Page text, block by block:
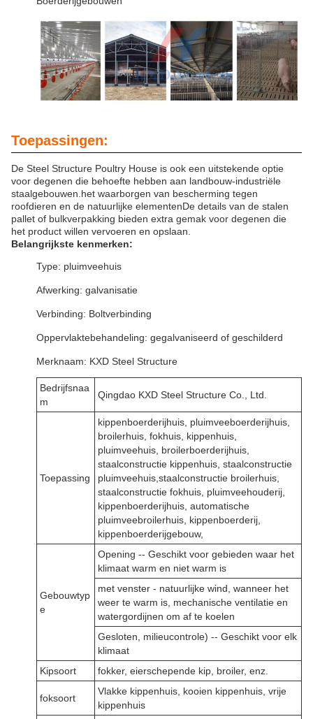
Toepassingen:
De Steel Structure Poultry House is ook een uitstekende optie
voor degenen die behoefte hebben aan landbouw-industriële
staalgebouwen.het waarborgen van bescherming tegen
roofdieren en de natuurlijke elementenDe details van de stalen
pallet of bulkverpakking bieden extra gemak voor degenen die
het product willen vervoeren en opslaan.
Belangrijkste kenmerken:
Type: pluimveehuis
Afwerking: galvanisatie
Verbinding: Boltverbinding
Oppervlaktebehandeling: gegalvaniseerd of geschilderd
Merknaam: KXD Steel Structure
Bedrijfsnaa
m
Qingdao KXD Steel Structure Co., Ltd.
Toepassing
kippenboerderijhuis, pluimveeboerderijhuis,
broilerhuis, fokhuis, kippenhuis,
pluimveehuis, broilerboerderijhuis,
staalconstructie kippenhuis, staalconstructie
pluimveehuis,staalconstructie broilerhuis,
staalconstructie fokhuis, pluimveehouderij,
kippenboerderijhuis, automatische
pluimveebroilerhuis, kippenboerderij,
kippenboerderijgebouw,
Gebouwtyp
e
Opening -- Geschikt voor gebieden waar het
klimaat warm en niet warm is
met venster - natuurlijke wind, wanneer het
weer te warm is, mechanische ventilatie en
watergordijnen om af te koelen
Gesloten, milieucontrole) -- Geschikt voor elk
klimaat
Kipsoort
fokker, eierschepende kip, broiler, enz.
foksoort
Vlakke kippenhuis, kooien kippenhuis, vrije
kippenhuis